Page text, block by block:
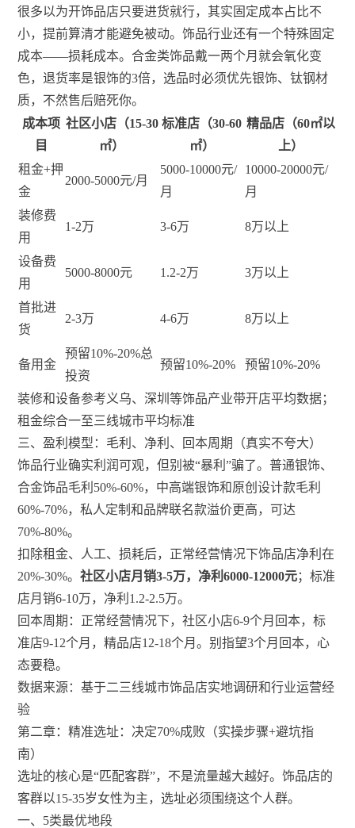
很多以为开饰品店只要进货就行，其实固定成本占比不
小，提前算清才能避免被动。饰品行业还有一个特殊固定
成本——损耗成本。合金类饰品戴一两个月就会氧化变
色，退货率是银饰的3倍，选品时必须优先银饰、钛钢材
质，不然售后赔死你。
成本项
目
社区小店（15-30
㎡）
标准店（30-60
㎡）
精品店（60㎡以
上）
租金+押
金
2000-5000元/月
5000-10000元/
月
10000-20000元/
月
装修费
用
1-2万 3-6万 8万以上
设备费
用
5000-8000元 1.2-2万 3万以上
首批进
货
2-3万 4-6万 8万以上
备用金
预留10%-20%总
投资
预留10%-20% 预留10%-20%
装修和设备参考义乌、深圳等饰品产业带开店平均数据；
租金综合一至三线城市平均标准
三、盈利模型：毛利、净利、回本周期（真实不夸大）
饰品行业确实利润可观，但别被“暴利”骗了。普通银饰、
合金饰品毛利50%-60%，中高端银饰和原创设计款毛利
60%-70%，私人定制和品牌联名款溢价更高，可达
70%-80%。
扣除租金、人工、损耗后，正常经营情况下饰品店净利在
20%-30%。社区小店月销3-5万，净利6000-12000元；标准
店月销6-10万，净利1.2-2.5万。
回本周期：正常经营情况下，社区小店6-9个月回本，标
准店9-12个月，精品店12-18个月。别指望3个月回本，心
态要稳。
数据来源：基于二三线城市饰品店实地调研和行业运营经
验
第二章：精准选址：决定70%成败（实操步骤+避坑指
南）
选址的核心是“匹配客群”，不是流量越大越好。饰品店的
客群以15-35岁女性为主，选址必须围绕这个人群。
一、5类最优地段